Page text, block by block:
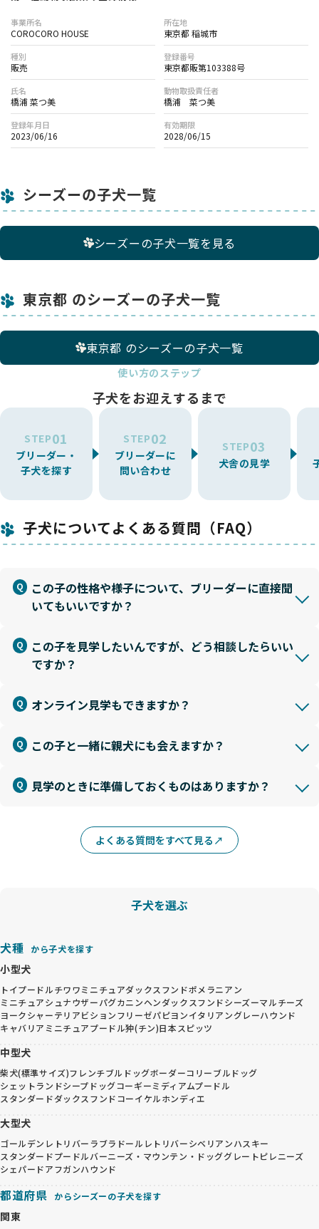
事業所名
COROCORO HOUSE
所在地
東京都 稲城市
種別
販売
登録番号
東京都販第103388号
氏名
橋浦 菜つ美
動物取扱責任者
橋浦 菜つ美
登録年月日
2023/06/16
有効期限
2028/06/15
シーズーの子犬一覧
シーズーの子犬一覧を見る
東京都 のシーズーの子犬一覧
東京都 のシーズーの子犬一覧
使い方のステップ
子犬をお迎えするまで
STEP01
ブリーダー・
子犬を探す
STEP02
ブリーダーに
問い合わせ
STEP03
犬舎の見学
子犬についてよくある質問（FAQ）
この子の性格や様子について、ブリーダーに直接聞
いてもいいですか？
この子を見学したいんですが、どう相談したらいい
ですか？
オンライン見学もできますか？
この子と一緒に親犬にも会えますか？
見学のときに準備しておくものはありますか？
よくある質問をすべて見る
子犬を選ぶ
犬種 から子犬を探す
小型犬
トイプードルチワワミニチュアダックスフンドポメラニアン
ミニチュアシュナウザーパグカニンヘンダックスフンドシーズーマルチーズ
ヨークシャーテリアビションフリーゼパピヨンイタリアングレーハウンド
キャバリア ミニチュアプードル狆(チン)日本スピッツ
中型犬
柴犬(標準サイズ)フレンチブルドッグボーダーコリーブルドッグ
シェットランドシープドッグコーギーミディアムプードル
スタンダードダックスフンドコーイケルホンディエ
大型犬
ゴールデンレトリバー ラブラドールレトリバーシベリアンハスキー
スタンダードプードルバーニーズ・マウンテン・ドッググレートピレニーズ
シェパードアフガンハウンド
都道府県 からシーズーの子犬を探す
関東